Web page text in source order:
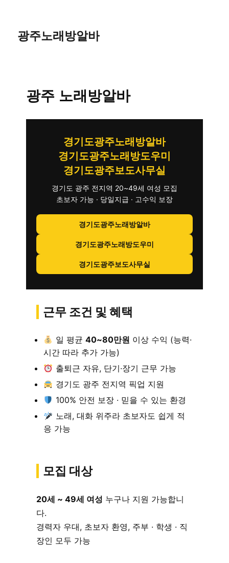
광주노래방알바
광주 노래방알바
경기도광주노래방알바
경기도광주노래방도우미
경기도광주보도사무실
경기도 광주 전지역 20~49세 여성 모집
초보자 가능 · 당일지급 · 고수익 보장
경기도광주노래방알바
경기도광주노래방도우미
경기도광주보도사무실
근무 조건 및 혜택
일 평균 40~80만원 이상 수익 (능력·
시간 따라 추가 가능)
출퇴근 자유, 단기·장기 근무 가능
경기도 광주 전지역 픽업 지원
100% 안전 보장 · 믿을 수 있는 환경
노래, 대화 위주라 초보자도 쉽게 적
응 가능
모집 대상
20세 ~ 49세 여성 누구나 지원 가능합니
다.
경력자 우대, 초보자 환영, 주부 · 학생 · 직
장인 모두 가능